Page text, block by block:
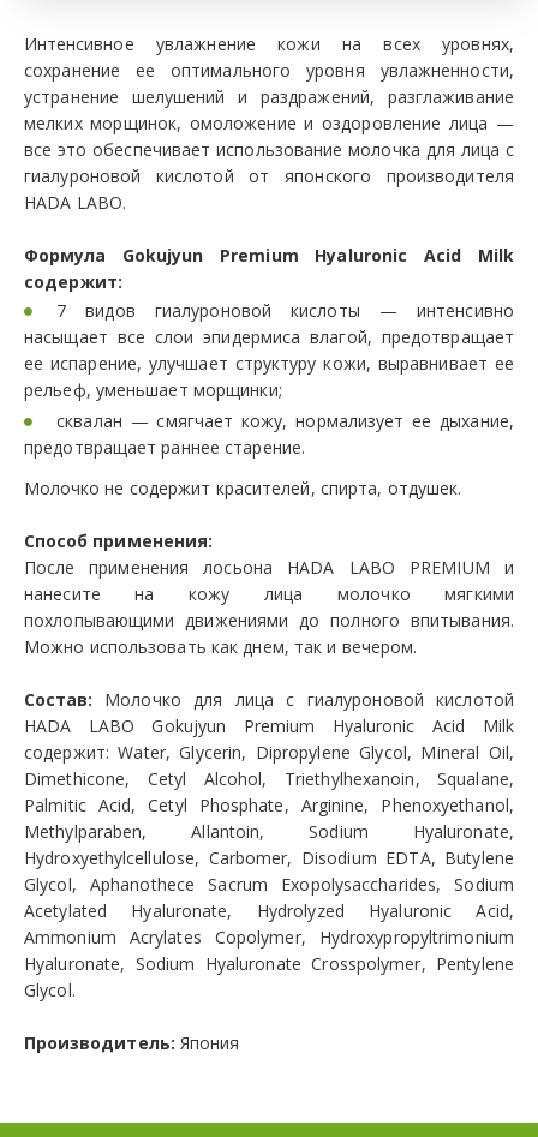
Интенсивное увлажнение кожи на всех уровнях,
сохранение ее оптимального уровня увлажненности,
устранение шелушений и раздражений, разглаживание
мелких морщинок, омоложение и оздоровление лица —
все это обеспечивает использование молочка для лица с
гиалуроновой кислотой от японского производителя
HADA LABO.
Формула Gokujyun Premium Hyaluronic Acid Milk
содержит:
7 видов гиалуроновой кислоты — интенсивно
насыщает все слои эпидермиса влагой, предотвращает
ее испарение, улучшает структуру кожи, выравнивает ее
рельеф, уменьшает морщинки;
сквалан — смягчает кожу, нормализует ее дыхание,
предотвращает раннее старение.
Молочко не содержит красителей, спирта, отдушек.
Способ применения:
После применения лосьона HADA LABO PREMIUM и
нанесите на кожу лица молочко мягкими
похлопывающими движениями до полного впитывания.
Можно использовать как днем, так и вечером.
Состав: Молочко для лица с гиалуроновой кислотой
HADA LABO Gokujyun Premium Hyaluronic Acid Milk
содержит: Water, Glycerin, Dipropylene Glycol, Mineral Oil,
Dimethicone, Cetyl Alcohol, Triethylhexanoin, Squalane,
Palmitic Acid, Cetyl Phosphate, Arginine, Phenoxyethanol,
Methylparaben, Allantoin, Sodium Hyaluronate,
Hydroxyethylcellulose, Carbomer, Disodium EDTA, Butylene
Glycol, Aphanothece Sacrum Exopolysaccharides, Sodium
Acetylated Hyaluronate, Hydrolyzed Hyaluronic Acid,
Ammonium Acrylates Copolymer, Hydroxypropyltrimonium
Hyaluronate, Sodium Hyaluronate Crosspolymer, Pentylene
Glycol.
Производитель: Япония